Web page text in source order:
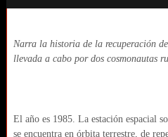
Narra la historia de la recuperación
llevada a cabo por dos cosmonautas
El año es 1985. La estación espacial
se encuentra en órbita terrestre, de